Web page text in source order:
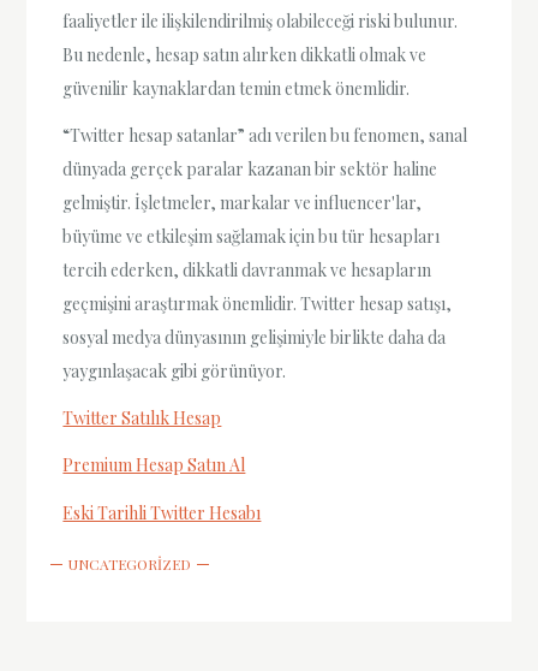
faaliyetler ile ilişkilendirilmiş olabileceği riski bulunur.
Bu nedenle, hesap satın alırken dikkatli olmak ve
güvenilir kaynaklardan temin etmek önemlidir.
“Twitter hesap satanlar” adı verilen bu fenomen, sanal
dünyada gerçek paralar kazanan bir sektör haline
gelmiştir. İşletmeler, markalar ve influencer'lar,
büyüme ve etkileşim sağlamak için bu tür hesapları
tercih ederken, dikkatli davranmak ve hesapların
geçmişini araştırmak önemlidir. Twitter hesap satışı,
sosyal medya dünyasının gelişimiyle birlikte daha da
yaygınlaşacak gibi görünüyor.
Twitter Satılık Hesap
Premium Hesap Satın Al
Eski Tarihli Twitter Hesabı
UNCATEGORIZED